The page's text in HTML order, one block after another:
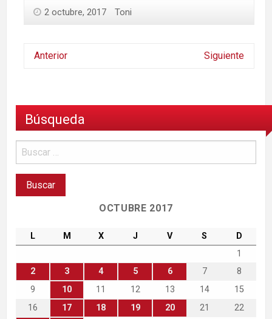
2 octubre, 2017 Toni
Anterior Siguiente
Búsqueda
OCTUBRE 2017
L M X J V S
D
1
2
3 4 5 6 7
8
9
10 11 12 13 14
15
16
17 18 19 20 21
22